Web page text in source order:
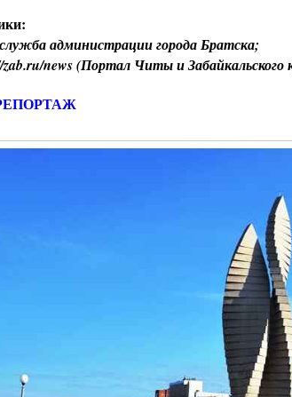
администрации города Братска;
zab.ru/news (Портал Читы и Забайкальского